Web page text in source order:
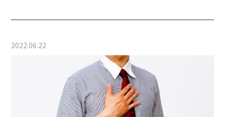
2022.06.22